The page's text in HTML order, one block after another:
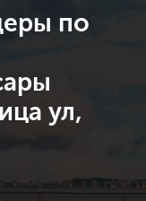
по
ул,